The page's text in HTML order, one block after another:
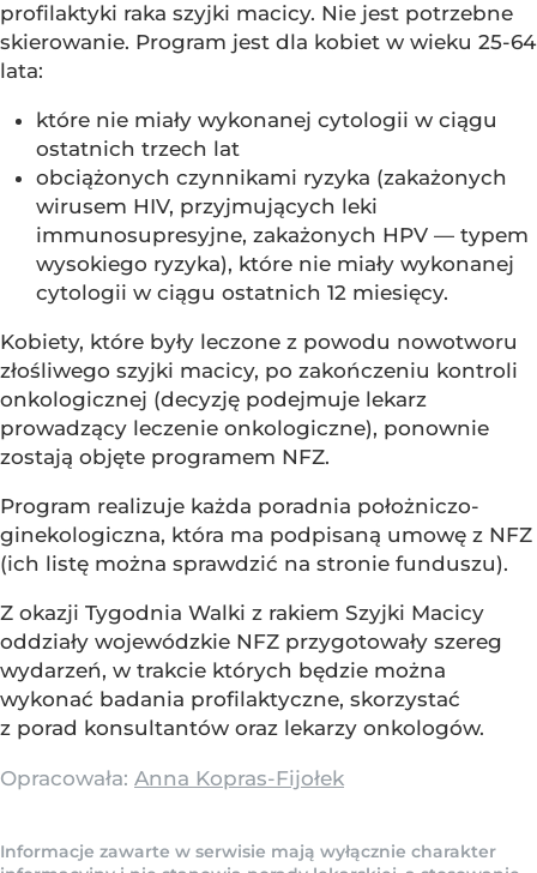
profilaktyki raka szyjki macicy. Nie jest potrzebne
skierowanie. Program jest dla kobiet w wieku 25-64
lata:
które nie miały wykonanej cytologii w ciągu
ostatnich trzech lat
obciążonych czynnikami ryzyka (zakażonych
wirusem HIV, przyjmujących leki
immunosupresyjne, zakażonych HPV — typem
wysokiego ryzyka), które nie miały wykonanej
cytologii w ciągu ostatnich 12 miesięcy.
Kobiety, które były leczone z powodu nowotworu
złośliwego szyjki macicy, po zakończeniu kontroli
onkologicznej (decyzję podejmuje lekarz
prowadzący leczenie onkologiczne), ponownie
zostają objęte programem NFZ.
Program realizuje każda poradnia położniczo-
ginekologiczna, która ma podpisaną umowę z NFZ
(ich listę można sprawdzić na stronie funduszu).
Z okazji Tygodnia Walki z rakiem Szyjki Macicy
oddziały wojewódzkie NFZ przygotowały szereg
wydarzeń, w trakcie których będzie można
wykonać badania profilaktyczne, skorzystać
z porad konsultantów oraz lekarzy onkologów.
Opracowała: Anna Kopras-Fijołek
Informacje zawarte w serwisie mają wyłącznie charakter